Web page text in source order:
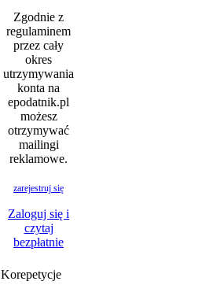
Zgodnie z
regulaminem
przez cały
okres
utrzymywania
konta na
epodatnik.pl
możesz
otrzymywać
mailingi
reklamowe.
zarejestruj się
Zaloguj się i
czytaj
bezpłatnie
Korepetycje